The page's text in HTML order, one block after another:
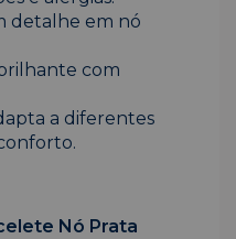
detalhe em nó
com
a diferentes
Nó Prata